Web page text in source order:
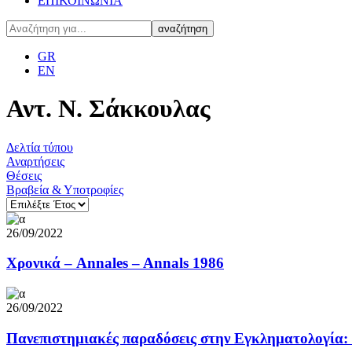
GR
EN
Αντ. Ν. Σάκκουλας
Δελτία τύπου
Αναρτήσεις
Θέσεις
Βραβεία & Υποτροφίες
26/09/2022
Χρoνικά – Annales – Annals 1986
26/09/2022
Πανεπιστημιακές παραδόσεις στην